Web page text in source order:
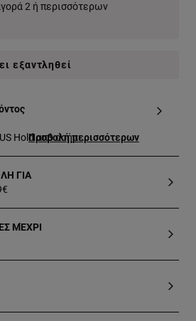
2 ή περισσότερων
εξαντληθεί
Hold από ασήμι
ή κρίκους.
την
Προβολή περισσότερων
ΓΙΑ
ΜΈΧΡΙ